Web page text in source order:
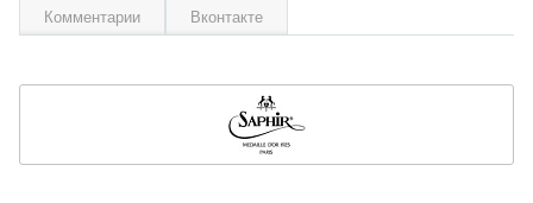
Комментарии Вконтакте